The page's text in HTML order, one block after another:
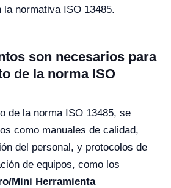
normativa ISO 13485.
son necesarios para
de la norma ISO
de la norma ISO 13485, se
como manuales de calidad,
del personal, y protocolos de
de equipos, como los
Mini Herramienta